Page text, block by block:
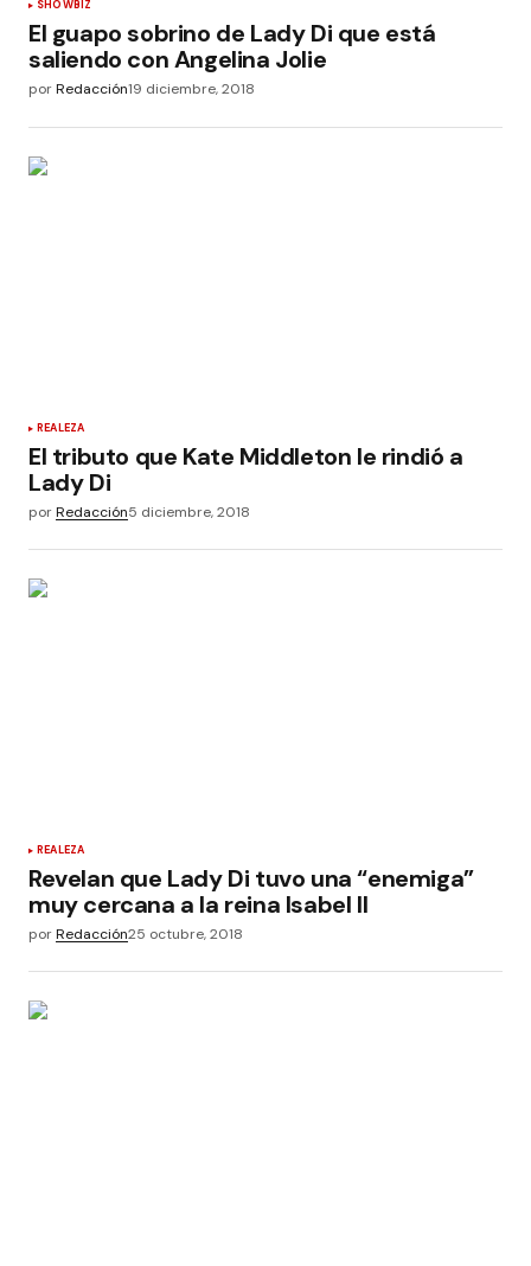
SHOWBIZ
El guapo sobrino de Lady Di que está
saliendo con Angelina Jolie
porRedacción19 diciembre, 2018
REALEZA
El tributo que Kate Middleton le rindió a
Lady Di
porRedacción5 diciembre, 2018
REALEZA
Revelan que Lady Di tuvo una “enemiga”
muy cercana a la reina Isabel II
porRedacción25 octubre, 2018